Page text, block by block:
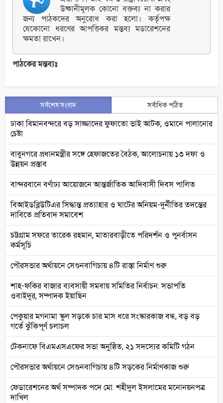
উষ্কানীমূলক কোনো বক্তব্য না করার
জন্য পাঠকদের অনুরোধ করা হলো। কর্তৃপক্ষ
যেকোনো ধরণের আপত্তিকর মন্তব্য মডারেশনের
ক্ষমতা রাখেন।
পাঠকের মন্তব্যঃ
সর্বশেষ সংবাদ সর্বাধিক পঠিত
ঢাকা বিমানবন্দরে বড় সাজ্জাদের ফুফাতো ভাই আটক, ওমানে পালানোর
চেষ্টা
বাবুনগরে প্রধানমন্ত্রীর সঙ্গে হেফাজতের বৈঠক, আলোচনায় ১৩ দফা ও
উন্নয়ন প্রস্তাব
বান্দরবানে বর্ণাঢ্য আয়োজনে আন্তর্জাতিক আদিবাসী দিবস পালিত
বিআইডব্লিউটিএর সিদ্ধান্ত প্রত্যাহার ও ঘাটের অনিয়ম-দুর্নীতির তদন্তের
দাবিতে প্রতিবাদ সমাবেশ
চট্টগ্রাম সফরে তারেক রহমান, মাতারবাড়ীতে পরিদর্শন ও পুনর্বাসন
কর্মসূচি
পৌরসভার অর্থায়নে সেগুনবাগিচায় ৪টি রাস্তা নির্মাণ শুরু
শাহ-ফকির বাজার ব্যবসায়ী সমবায় সমিতির নির্বাচন: সভাপতি
ওবাইদুর, সম্পাদক ইয়াছিন
পেকুয়ার মগনামা স্কুল সড়কে চার মাস ধরে সংস্কারকাজ বন্ধ, বড় বড়
গর্তে ঝুঁকিপূর্ণ চলাচল
টেকনাফে বিএমএসএফের সভা অনুষ্ঠিত, ২১ সদস্যের কমিটি গঠন
পৌরসভার অর্থায়নে সেগুনবাগিচায় ৪টি সড়কের নির্মাণকাজ শুরু
ফেডারেশনের অর্থ সম্পাদক পদে মো. শহীদুল ইসলামের মনোনয়নপত্র
দাখিল